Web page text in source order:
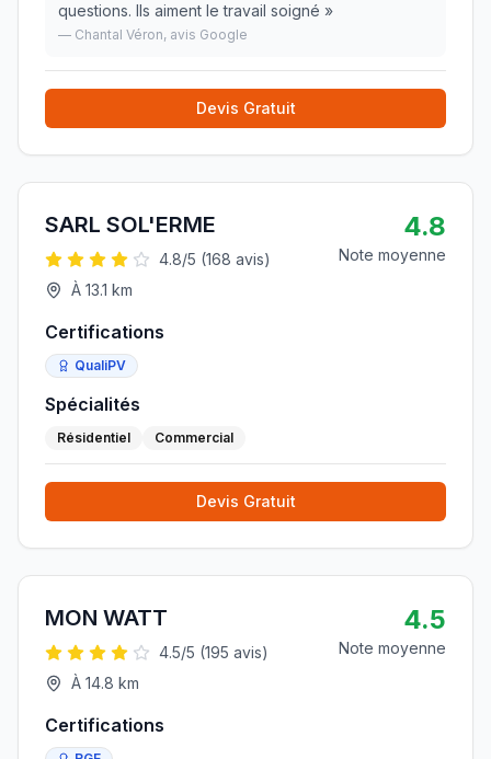
questions. Ils aiment le travail soigné »
— Chantal Véron, avis Google
Devis Gratuit
SARL SOL'ERME
4.8/5 (168 avis)
À 13.1 km
4.8
Note moyenne
Certifications
QualiPV
Spécialités
Résidentiel Commercial
Devis Gratuit
MON WATT
4.5/5 (195 avis)
À 14.8 km
4.5
Note moyenne
Certifications